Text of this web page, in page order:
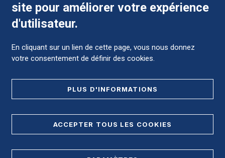
Comment préparer mon hospitalisation ?
site pour améliorer votre expérience
d'utilisateur.
En cliquant sur un lien de cette page, vous nous donnez
votre consentement de définir des cookies.
PLUS D'INFORMATIONS
ACCEPTER TOUS LES COOKIES